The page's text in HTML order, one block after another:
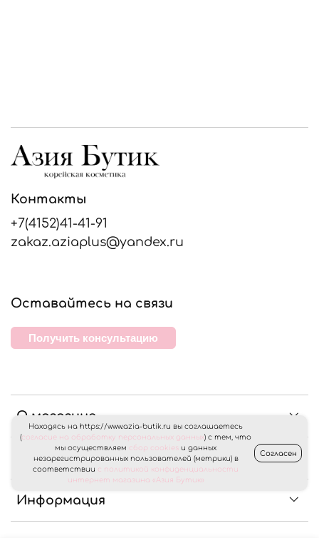
О магазине
Клиентам
Информация
Контакты
+7(4152)41-41-91
zakaz.aziaplus@yandex.ru
Оставайтесь на связи
Получить консультацию
Находясь на https://www.azia-butik.ru вы соглашаетесь
(согласие на обработку персональных данных) с тем, что
мы осуществляем сбор cookies и данных
незарегистрированных пользователей (метрики) в
соответствии с политикой конфиденциальности
интернет магазина «Азия Бутик»
Согласен